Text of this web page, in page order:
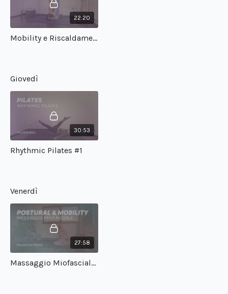
22:20
Mobility e Riscaldamento Articolare #1
Giovedì
30:53
Rhythmic Pilates #1
Venerdì
27:58
Massaggio Miofasciale #1